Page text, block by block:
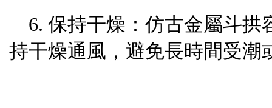
6. 保持干燥：仿古金屬斗
持干燥通風，避免長時間受潮